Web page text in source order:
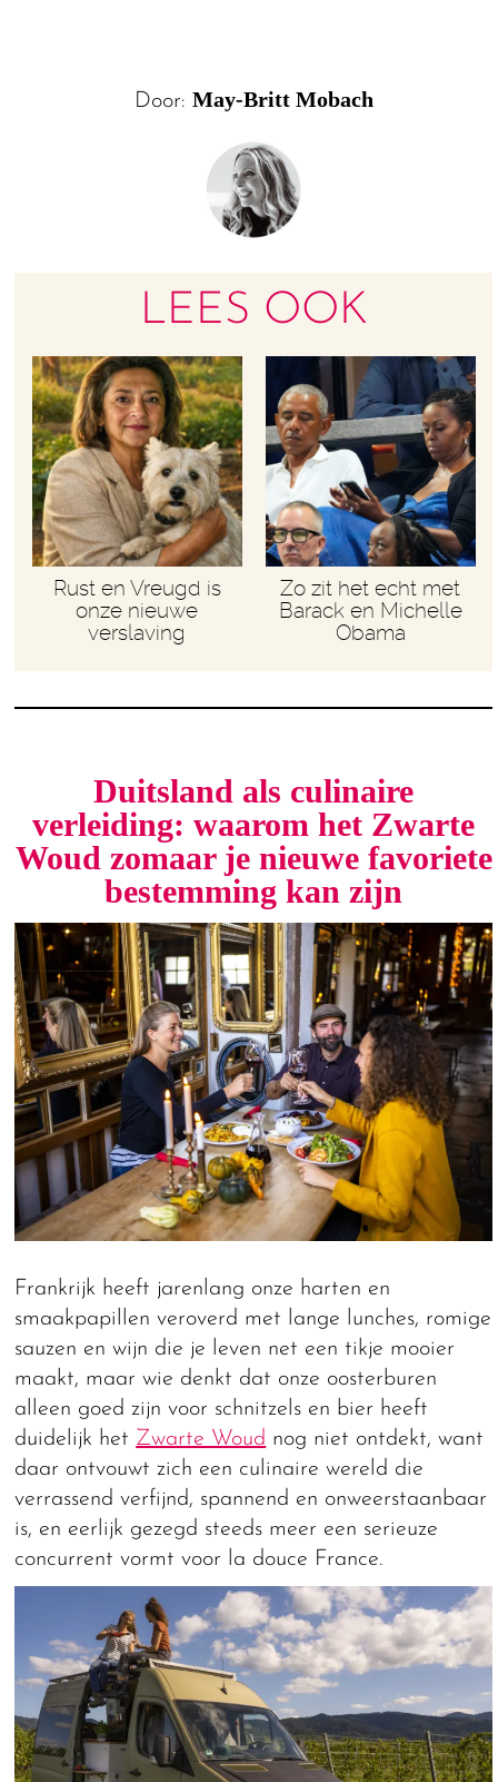
Door: May-Britt Mobach
LEES OOK
Rust en Vreugd is
onze nieuwe
verslaving
Zo zit het echt met
Barack en Michelle
Obama
Duitsland als culinaire
verleiding: waarom het Zwarte
Woud zomaar je nieuwe favoriete
bestemming kan zijn
Frankrijk heeft jarenlang onze harten en
smaakpapillen veroverd met lange lunches, romige
sauzen en wijn die je leven net een tikje mooier
maakt, maar wie denkt dat onze oosterburen
alleen goed zijn voor schnitzels en bier heeft
duidelijk het Zwarte Woud nog niet ontdekt, want
daar ontvouwt zich een culinaire wereld die
verrassend verfijnd, spannend en onweerstaanbaar
is, en eerlijk gezegd steeds meer een serieuze
concurrent vormt voor la douce France.